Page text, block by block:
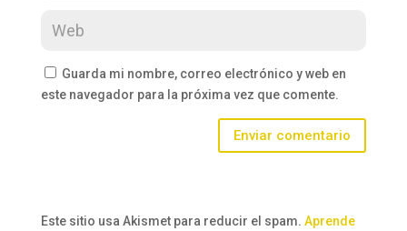
Guarda mi nombre, correo electrónico y web en
este navegador para la próxima vez que comente.
Enviar comentario
Este sitio usa Akismet para reducir el spam. Aprende